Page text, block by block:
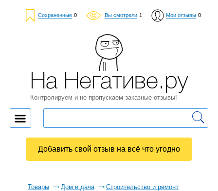
Сохраненные 0 Вы смотрели 1 Мои отзывы 0
Товары Дом и дача
Строительство и ремонт
На Негативе.ру
Контролируем и не пропускаем заказные отзывы!
Добавить свой отзыв на всё что угодно